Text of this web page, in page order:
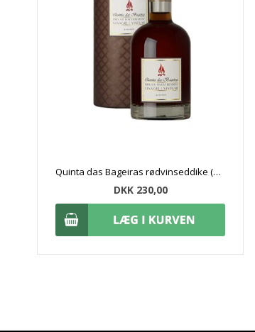
Quinta das Bageiras rødvinseddike (25 cl)
DKK 230,00